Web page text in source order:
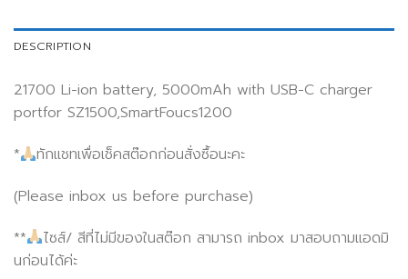
DESCRIPTION
21700 Li-ion battery, 5000mAh with USB-C charger
portfor SZ1500,SmartFoucs1200
*
ทักแชทเพื่อเช็คสต๊อกก่อนสั่งซื้อนะคะ
(Please inbox us before purchase)
**
ไซส์/ สีที่ไม่มีของในสต๊อก สามารถ inbox มาสอบถามแอดมิ
นก่อนได้ค่ะ